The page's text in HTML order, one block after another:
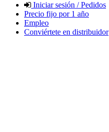
Iniciar sesión / Pedidos
Precio fijo por 1 año
Empleo
Conviértete en distribuidor